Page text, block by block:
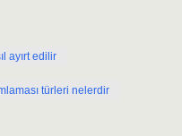
ayırt edilir
türleri nelerdir